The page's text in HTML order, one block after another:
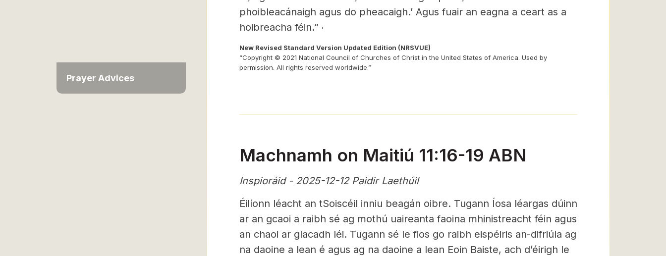
Prayer Advices
phoibleacánaigh agus do pheacaigh.’ Agus fuair an eagna a ceart as a
hoibreacha féin.”
New Revised Standard Version Updated Edition (NRSVUE)
“Copyright © 2021 National Council of Churches of Christ in the United States of America. Used by
permission. All rights reserved worldwide.”
Machnamh on Maitiú 11:16-19 ABN
Inspioráid - 2025-12-12 Paidir Laethúil
Éilíonn léacht an tSoiscéil inniu beagán oibre. Tugann Íosa léargas dúinn
ar an gcaoi a raibh sé ag mothú uaireanta faoina mhinistreacht féin agus
an chaoi ar glacadh léi. Tugann sé le fios go raibh eispéiris an-difriúla ag
na daoine a lean é agus ag na daoine a lean Eoin Baiste, ach d’éirigh le